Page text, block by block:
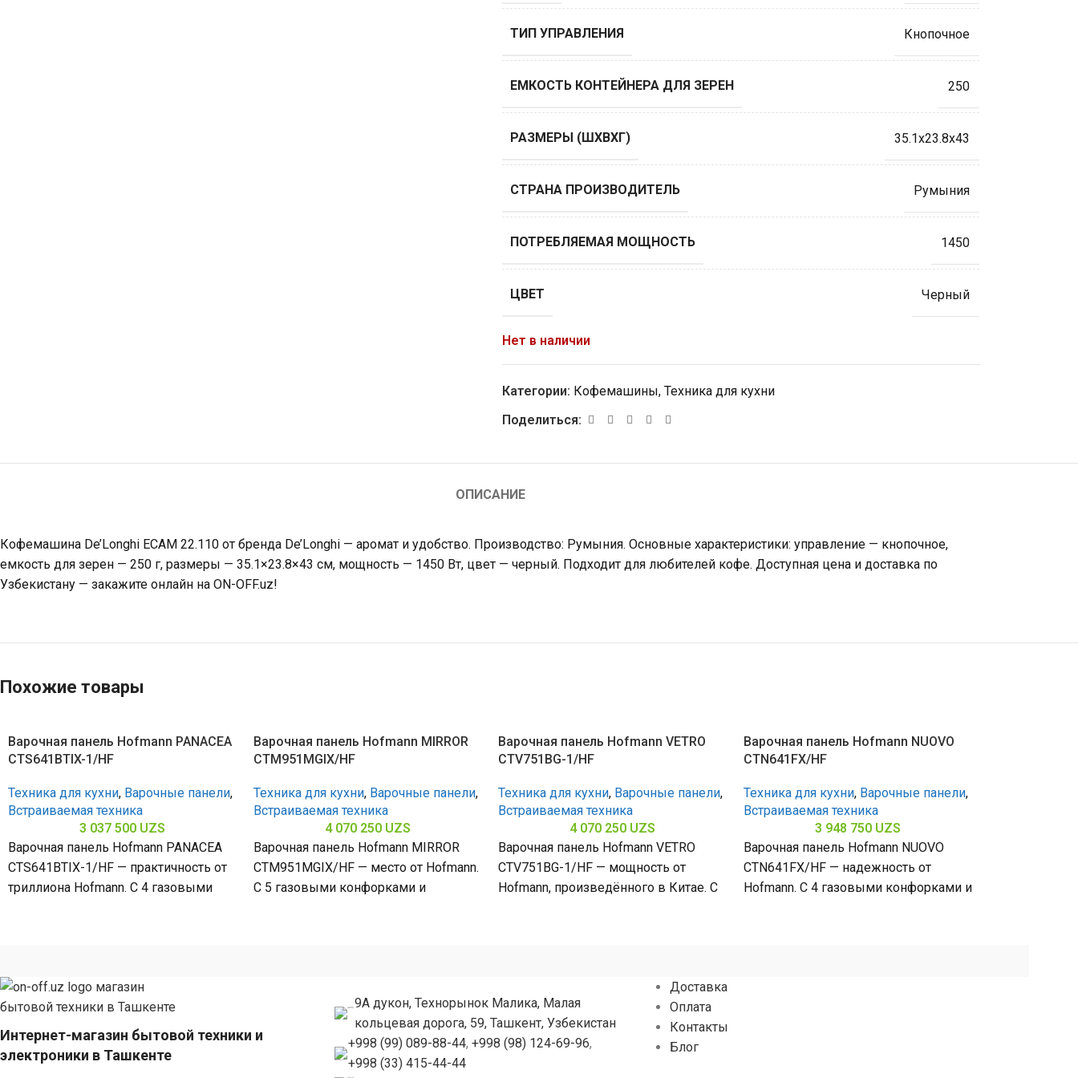
ТИП УПРАВЛЕНИЯ Кнопочное
ЕМКОСТЬ КОНТЕЙНЕРА ДЛЯ ЗЕРЕН 250
РАЗМЕРЫ (ШХВХГ) 35.1х23.8х43
СТРАНА ПРОИЗВОДИТЕЛЬ Румыния
ПОТРЕБЛЯЕМАЯ МОЩНОСТЬ 1450
ЦВЕТ Черный
Нет в наличии
Категории: Кофемашины, Техника для кухни
Поделиться:
ОПИСАНИЕ
Кофемашина De’Longhi ECAM 22.110 от бренда De’Longhi — аромат и удобство. Производство: Румыния. Основные характеристики: управление — кнопочное,
емкость для зерен — 250 г, размеры — 35.1×23.8×43 см, мощность — 1450 Вт, цвет — черный. Подходит для любителей кофе. Доступная цена и доставка по
Узбекистану — закажите онлайн на ON-OFF.uz!
Похожие товары
Варочная панель Hofmann PANACEA
CTS641BTIX-1/HF
Техника для кухни, Варочные панели,
Встраиваемая техника
3 037 500 UZS
Варочная панель Hofmann PANACEA
CTS641BTIX-1/HF — практичность от
триллиона Hofmann. С 4 газовыми
Варочная панель Hofmann MIRROR
CTM951MGIX/HF
Техника для кухни, Варочные панели,
Встраиваемая техника
4 070 250 UZS
Варочная панель Hofmann MIRROR
CTM951MGIX/HF — место от Hofmann.
С 5 газовыми конфорками и
Варочная панель Hofmann VETRO
CTV751BG-1/HF
Техника для кухни, Варочные панели,
Встраиваемая техника
4 070 250 UZS
Варочная панель Hofmann VETRO
CTV751BG-1/HF — мощность от
Hofmann, произведённого в Китае. С
Варочная панель Hofmann NUOVO
CTN641FX/HF
Техника для кухни, Варочные панели,
Встраиваемая техника
3 948 750 UZS
Варочная панель Hofmann NUOVO
CTN641FX/HF — надежность от
Hofmann. С 4 газовыми конфорками и
Интернет-магазин бытовой техники и
электроники в Ташкенте
9А дукон, Технорынок Малика, Малая
кольцевая дорога, 59, Ташкент, Узбекистан
+998 (99) 089-88-44,+998 (98) 124-69-96,
+998 (33) 415-44-44
Доставка
Оплата
Контакты
Блог